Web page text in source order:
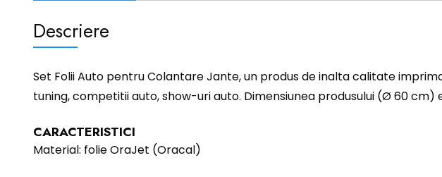
Descriere
Set Folii Auto pentru Colantare Jante, un produs de inalta calitate
tuning, competitii auto, show-uri auto. Dimensiunea produsului (Ø 60 cm)
CARACTERISTICI
Material: folie OraJet (Oracal)